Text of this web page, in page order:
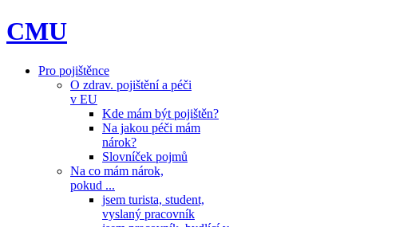
CMU
Pro pojištěnce
O zdrav. pojištění a péči
v EU
Kde mám být pojištěn?
Na jakou péči mám
nárok?
Slovníček pojmů
Na co mám nárok,
pokud ...
jsem turista, student,
vyslaný pracovník